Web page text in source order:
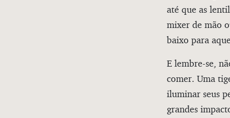
até que as
mixer de mão
baixo para
E lembre-se,
comer. Uma
iluminar seus
grandes